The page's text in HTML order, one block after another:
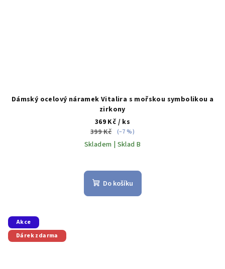
Dámský ocelový náramek Vitalira s mořskou symbolikou a
zirkony
369 Kč / ks
399 Kč
(–7 %)
Skladem | Sklad B
Do košíku
Akce
Dárek zdarma